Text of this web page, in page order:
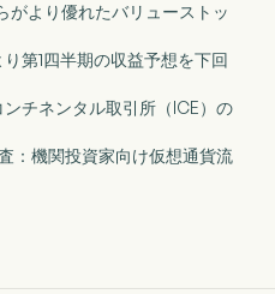
がより優れたバリューストッ
第1四半期の収益予想を下回
チネンタル取引所（ICE）の
：機関投資家向け仮想通貨流